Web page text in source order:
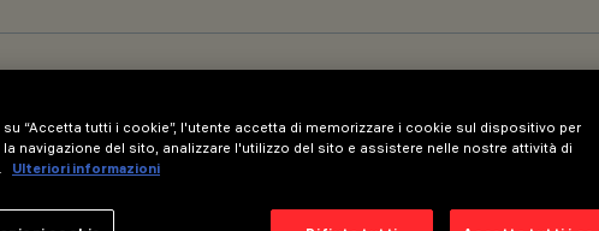
con sensore - versioni MMO/Space - L=1292
su “Accetta tutti i cookie”, l'utente accetta di memorizzare i cookie sul dispositivo per
la navigazione del sito, analizzare l'utilizzo del sito e assistere nelle nostre attività di
Ulteriori informazioni